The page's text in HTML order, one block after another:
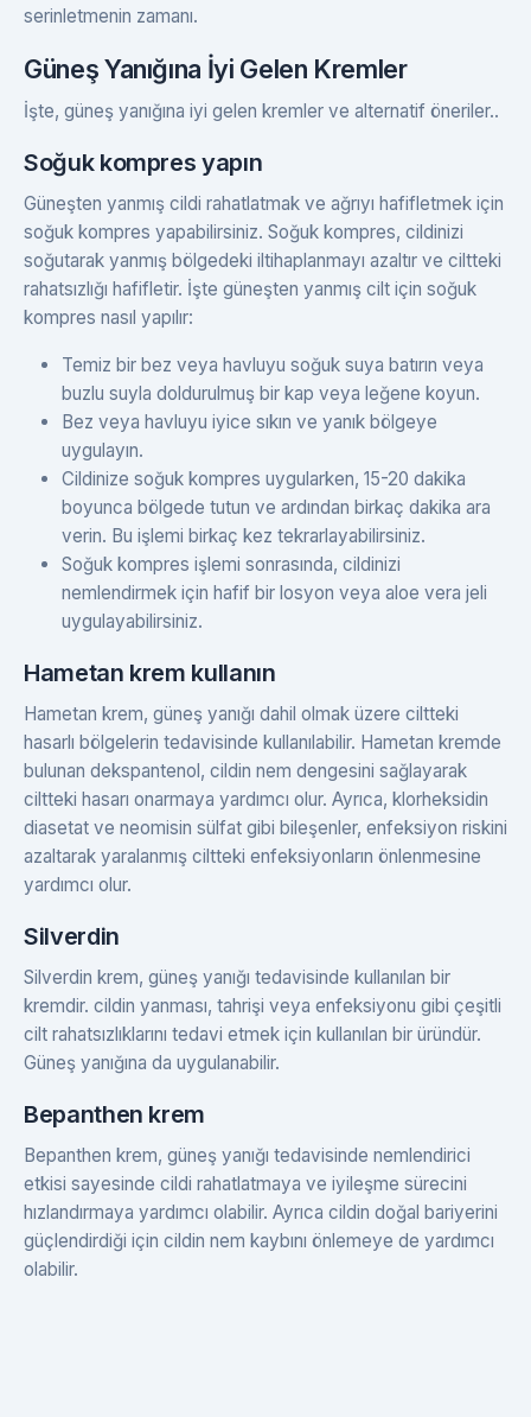
serinletmenin zamanı.
Güneş Yanığına İyi Gelen Kremler
İşte, güneş yanığına iyi gelen kremler ve alternatif öneriler..
Soğuk kompres yapın
Güneşten yanmış cildi rahatlatmak ve ağrıyı hafifletmek için
soğuk kompres yapabilirsiniz. Soğuk kompres, cildinizi
soğutarak yanmış bölgedeki iltihaplanmayı azaltır ve ciltteki
rahatsızlığı hafifletir. İşte güneşten yanmış cilt için soğuk
kompres nasıl yapılır:
Temiz bir bez veya havluyu soğuk suya batırın veya
buzlu suyla doldurulmuş bir kap veya leğene koyun.
Bez veya havluyu iyice sıkın ve yanık bölgeye
uygulayın.
Cildinize soğuk kompres uygularken, 15-20 dakika
boyunca bölgede tutun ve ardından birkaç dakika ara
verin. Bu işlemi birkaç kez tekrarlayabilirsiniz.
Soğuk kompres işlemi sonrasında, cildinizi
nemlendirmek için hafif bir losyon veya aloe vera jeli
uygulayabilirsiniz.
Hametan krem kullanın
Hametan krem, güneş yanığı dahil olmak üzere ciltteki
hasarlı bölgelerin tedavisinde kullanılabilir. Hametan kremde
bulunan dekspantenol, cildin nem dengesini sağlayarak
ciltteki hasarı onarmaya yardımcı olur. Ayrıca, klorheksidin
diasetat ve neomisin sülfat gibi bileşenler, enfeksiyon riskini
azaltarak yaralanmış ciltteki enfeksiyonların önlenmesine
yardımcı olur.
Silverdin
Silverdin krem, güneş yanığı tedavisinde kullanılan bir
kremdir. cildin yanması, tahrişi veya enfeksiyonu gibi çeşitli
cilt rahatsızlıklarını tedavi etmek için kullanılan bir üründür.
Güneş yanığına da uygulanabilir.
Bepanthen krem
Bepanthen krem, güneş yanığı tedavisinde nemlendirici
etkisi sayesinde cildi rahatlatmaya ve iyileşme sürecini
hızlandırmaya yardımcı olabilir. Ayrıca cildin doğal bariyerini
güçlendirdiği için cildin nem kaybını önlemeye de yardımcı
olabilir.